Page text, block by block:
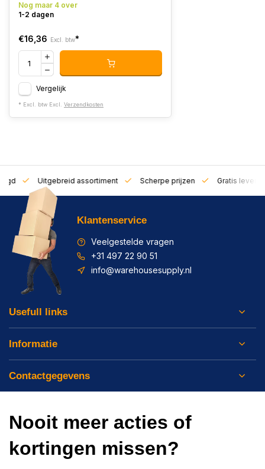
Nog maar 4 over
1-2 dagen
€16,36 Excl. btw*
Vergelijk
* Excl. btw Excl. Verzendkosten
Uitgebreid assortiment Scherpe prijzen Gratis
Klantenservice
Veelgestelde vragen
+31 497 22 90 51
info@warehousesupply.nl
Usefull links
Informatie
Contactgegevens
Nooit meer acties of
kortingen missen?